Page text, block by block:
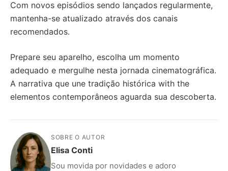
Com novos episódios sendo lançados regularmente,
mantenha-se atualizado através dos canais
recomendados.
Prepare seu aparelho, escolha um momento
adequado e mergulhe nesta jornada cinematográfica.
A narrativa que une tradição histórica with the
elementos contemporâneos aguarda sua descoberta.
SOBRE O AUTOR
Elisa Conti
Sou movida por novidades e adoro